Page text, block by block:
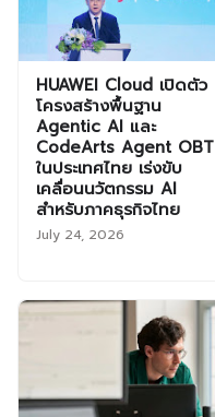
HUAWEI Cloud เปิดตัว
โครงสร้างพื้นฐาน
Agentic AI และ
CodeArts Agent OBT
ในประเทศไทย เร่งขับ
เคลื่อนนวัตกรรม AI
สำหรับภาคธุรกิจไทย
July 24, 2026